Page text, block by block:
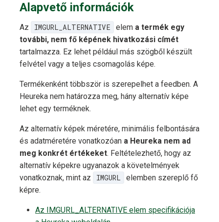
Alapvető információk
Az IMGURL_ALTERNATIVE elem a termék egy
további, nem fő képének hivatkozási címét
tartalmazza. Ez lehet például más szögből készült
felvétel vagy a teljes csomagolás képe.
Termékenként többször is szerepelhet a feedben. A
Heureka nem határozza meg, hány alternatív képe
lehet egy terméknek.
Az alternatív képek méretére, minimális felbontására
és adatméretére vonatkozóan a Heureka nem ad
meg konkrét értékeket. Feltételezhető, hogy az
alternatív képekre ugyanazok a követelmények
vonatkoznak, mint az
IMGURL
elemben szereplő fő
képre.
Az IMGURL_ALTERNATIVE elem specifikációja